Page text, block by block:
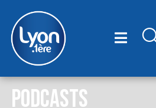
PODCASTS